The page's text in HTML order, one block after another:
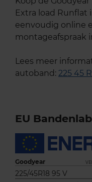
Extra load Runflat
eenvoudig online
montageafspraak
Lees meer
autoband: 225 45
EU
Goodyear
225/45R18 95 V